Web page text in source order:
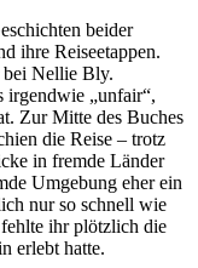
beider
ihre Reiseetappen.
bei Nellie Bly.
irgendwie „unfair“,
Zur Mitte des Buches
die Reise – trotz
in fremde Länder
Umgebung eher ein
nur so schnell wie
ihr plötzlich die
erlebt hatte.